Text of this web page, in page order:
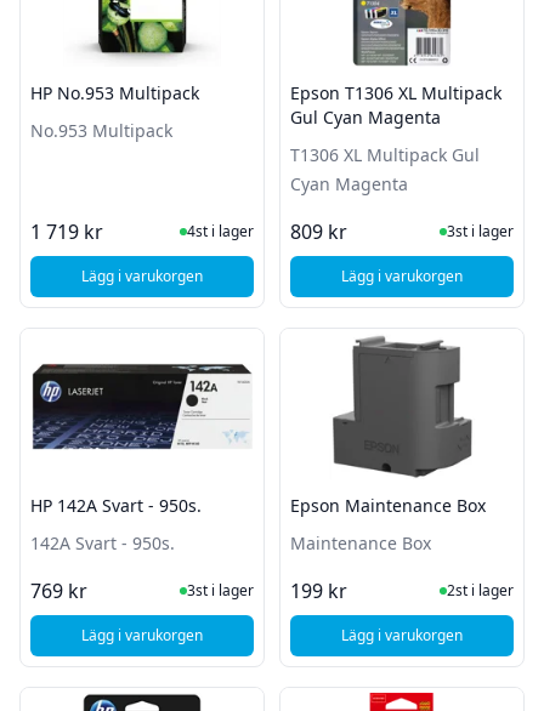
HP No.953 Multipack
No.953 Multipack
1 719 kr I Lager
4st i lager
Lägg i varukorgen, HP No.953 Multipack
Epson T1306 XL Multipack
Gul Cyan Magenta
T1306 XL Multipack Gul
Cyan Magenta
809 kr I Lager
3st i lager
Lägg i varukorgen, Epson T1306 XL
HP 142A Svart - 950s.
142A Svart - 950s.
769 kr I Lager
3st i lager
Lägg i varukorgen, HP 142A Svart - 950s.
Epson Maintenance Box
Maintenance Box
199 kr I Lager
2st i lager
Lägg i varukorgen
, Epson